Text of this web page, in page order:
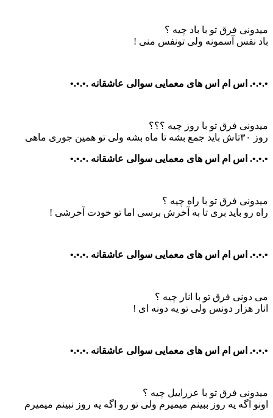
میدونی فرق تو با باد چیه ؟
باد نفس آسمونه ولی تونفس منی !
•.•.•. اس ام اس های معمایی سوالی عاشقانه .•.•.•
میدونی فرق تو با روز چیه ؟؟؟
روز ۳۰تاش باید جمع بشه تا ماه بشه ولی تو همین جوری ماهی
•.•.•. اس ام اس های معمایی سوالی عاشقانه .•.•.•
میدونی فرق تو با راه چیه ؟
راه رو باید بری تا به آخرش برسی اما تو خودت آخرشی !
•.•.•. اس ام اس های معمایی سوالی عاشقانه .•.•.•
می دونی فرق تو با انار چیه ؟
انار هزار دونس ولی تو یه دونه ای !
•.•.•. اس ام اس های معمایی سوالی عاشقانه .•.•.•
میدونی فرق تو با عزراییل چیه ؟
اونو اگه یه روز ببینم میمیرم ولی تو رو اگه یه روز نبینم میمیرم